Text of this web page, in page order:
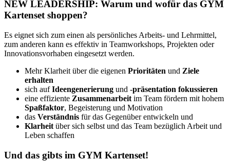
NEW LEADERSHIP: Warum und wofür das GYM
Kartenset shoppen?
Es eignet sich zum einen als persönliches Arbeits- und Lehrmittel,
zum anderen kann es effektiv in Teamworkshops, Projekten oder
Innovationsvorhaben eingesetzt werden.
Mehr Klarheit über die eigenen Prioritäten und Ziele
erhalten
sich aufIdeengenerierung und -präsentation fokussieren
eine effiziente Zusammenarbeit im Team fördern mit hohem
Spaßfaktor, Begeisterung und Motivation
das Verständnis für das Gegenüber entwickeln und
Klarheit über sich selbst und das Team bezüglich Arbeit und
Leben schaffen
Und das gibts im GYM Kartenset!